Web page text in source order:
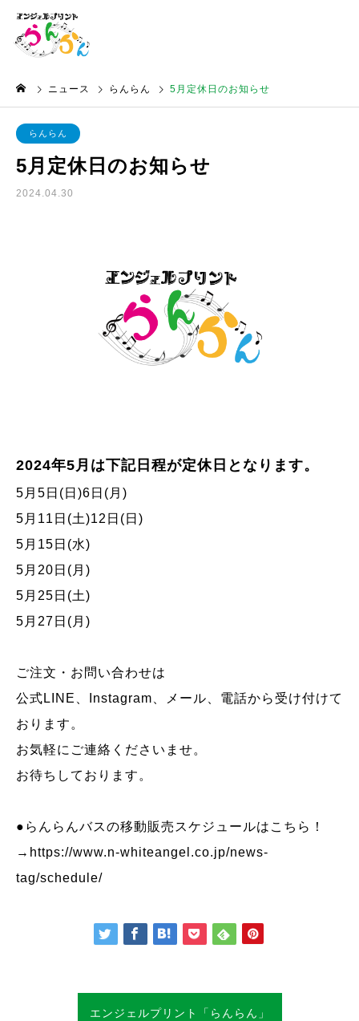
ニュース らんらん 5月定休日のお知らせ
らんらん
5月定休日のお知らせ
2024.04.30
2024年5月は下記日程が定休日となります。
5月5日(日)6日(月)
5月11日(土)12日(日)
5月15日(水)
5月20日(月)
5月25日(土)
5月27日(月)
ご注文・お問い合わせは
公式LINE、Instagram、メール、電話から受け付けて
おります。
お気軽にご連絡くださいませ。
お待ちしております。
●らんらんバスの移動販売スケジュールはこちら！
→ https://www.n-whiteangel.co.jp/news-
tag/schedule/
エンジェルプリント「らんらん」